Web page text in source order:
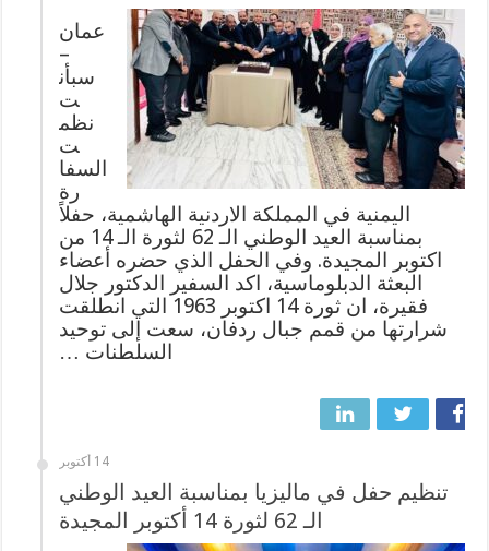
عمان
–
سبأن
ت
نظم
ت
السفا
رة
اليمنية في المملكة الاردنية الهاشمية، حفلاً
بمناسبة العيد الوطني الـ 62 لثورة الـ 14 من
اكتوبر المجيدة. وفي الحفل الذي حضره أعضاء
البعثة الدبلوماسية، اكد السفير الدكتور جلال
فقيرة، ان ثورة 14 اكتوبر 1963 التي انطلقت
شرارتها من قمم جبال ردفان، سعت إلى توحيد
السلطنات …
14 أكتوبر
تنظيم حفل في ماليزيا بمناسبة العيد الوطني
الـ 62 لثورة 14 أكتوبر المجيدة